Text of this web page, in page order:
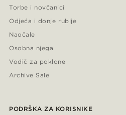
Torbe i novčanici
Odjeća i donje rublje
Naočale
Osobna njega
Vodič za poklone
Archive Sale
PODRŠKA ZA KORISNIKE